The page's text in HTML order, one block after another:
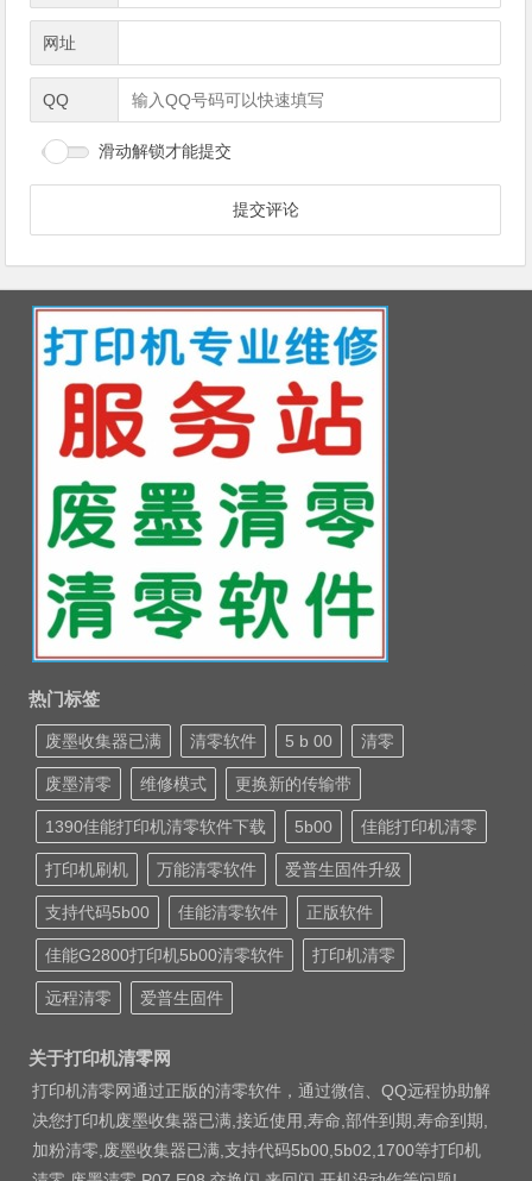
网址
QQ
滑动解锁才能提交
热门标签
废墨收集器已满 清零软件 5 b 00 清零
废墨清零 维修模式 更换新的传输带
1390佳能打印机清零软件下载 5b00 佳能打印机清零
打印机刷机 万能清零软件 爱普生固件升级
支持代码5b00 佳能清零软件 正版软件
佳能G2800打印机5b00清零软件 打印机清零
远程清零 爱普生固件
关于打印机清零网
打印机清零网通过正版的清零软件，通过微信、QQ远程协助解
决您打印机废墨收集器已满,接近使用,寿命,部件到期,寿命到期,
加粉清零,废墨收集器已满,支持代码5b00,5b02,1700等打印机